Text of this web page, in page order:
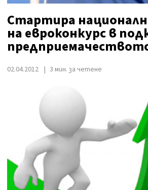
Стартира
на евроконкурс в
02.04.2012 3 мин. за четене